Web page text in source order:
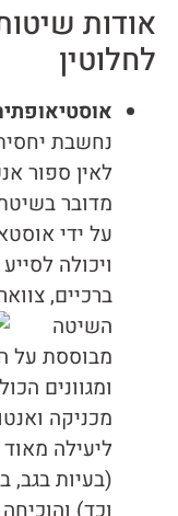
אודות
לחלוטין
נחשבת
לאין ספור
מדובר
על ידי
ויכולה
ברכיים,
השיטה
מבוססת על
ומגוונים
מכניקה
ליעילה
(בעיות בגב,